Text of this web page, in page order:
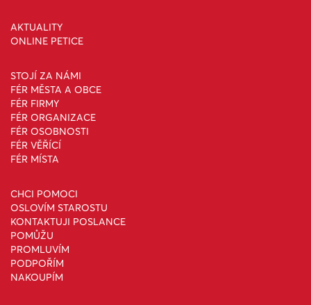
AKTUALITY
ONLINE PETICE
STOJÍ ZA NÁMI
FÉR MĚSTA A OBCE
FÉR FIRMY
FÉR ORGANIZACE
FÉR OSOBNOSTI
FÉR VĚŘÍCÍ
FÉR MÍSTA
CHCI POMOCI
OSLOVÍM STAROSTU
KONTAKTUJI POSLANCE
POMŮŽU
PROMLUVÍM
PODPOŘÍM
NAKOUPÍM